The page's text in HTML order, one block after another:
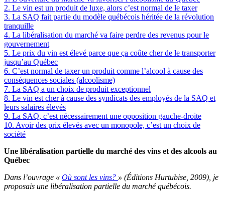
2. Le vin est un produit de luxe, alors c’est normal de le taxer
3. La SAQ fait partie du modèle québécois héritée de la révolution
tranquille
4. La libéralisation du marché va faire perdre des revenus pour le
gouvernement
5. Le prix du vin est élevé parce que ça coûte cher de le transporter
jusqu’au Québec
6. C’est normal de taxer un produit comme l’alcool à cause des
conséquences sociales (alcoolisme)
7. La SAQ a un choix de produit exceptionnel
8. Le vin est cher à cause des syndicats des employés de la SAQ et
leurs salaires élevés
9. La SAQ, c’est nécessairement une opposition gauche-droite
10. Avoir des prix élevés avec un monopole, c’est un choix de
société
Une libéralisation partielle du marché des vins et des alcools au
Québec
Dans l’ouvrage « Où sont les vins? » (Éditions Hurtubise, 2009), je
proposais une libéralisation partielle du marché québécois.